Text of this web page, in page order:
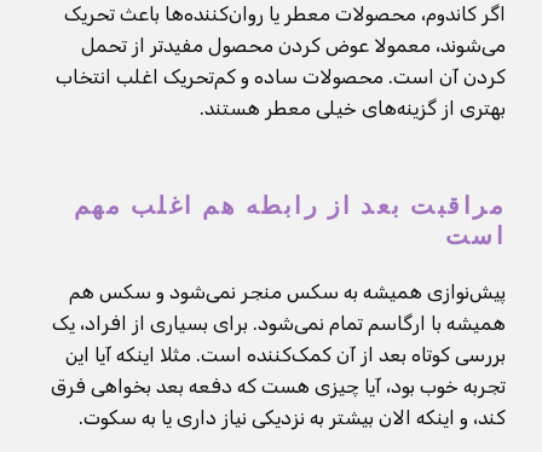
اگر کاندوم، محصولات معطر یا روان‌کننده‌ها باعث تحریک
می‌شوند، معمولا عوض کردن محصول مفیدتر از تحمل
کردن آن است. محصولات ساده و کم‌تحریک اغلب انتخاب
بهتری از گزینه‌های خیلی معطر هستند.
مراقبت بعد از رابطه هم اغلب مهم
است
پیش‌نوازی همیشه به سکس منجر نمی‌شود و سکس هم
همیشه با ارگاسم تمام نمی‌شود. برای بسیاری از افراد، یک
بررسی کوتاه بعد از آن کمک‌کننده است. مثلا اینکه آیا این
تجربه خوب بود، آیا چیزی هست که دفعه بعد بخواهی فرق
کند، و اینکه الان بیشتر به نزدیکی نیاز داری یا به سکوت.